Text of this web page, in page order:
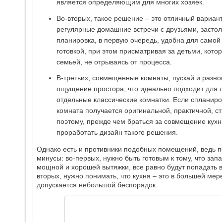
является определяющим для многих хозяек.
Во-вторых, такое решение – это отличный
регулярные домашние встречи с друзьями,
планировка, в первую очередь, удобна для
готовкой, при этом присматривая за детьми,
семьей, не отрываясь от процесса.
В-третьих, совмещенные комнаты, пускай и
ощущение простора, что идеально подходит
отдельные классические комнатки. Если
комната получается оригинальной, практичной,
поэтому, прежде чем браться за совмещение
проработать дизайн такого решения.
Однако есть и противники подобных помещений, ведь
минусы: во-первых, нужно быть готовым к тому, что
мощной и хорошей вытяжки, все равно будут попадать
вторых, нужно понимать, что кухня – это в большей
допускается небольшой беспорядок.